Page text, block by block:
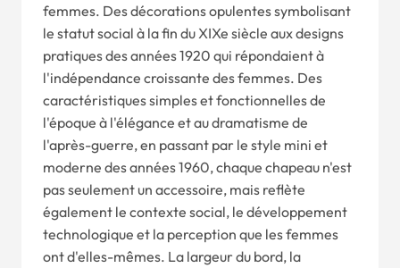
femmes. Des décorations opulentes symbolisant
le statut social à la fin du XIXe siècle aux designs
pratiques des années 1920 qui répondaient à
l'indépendance croissante des femmes. Des
caractéristiques simples et fonctionnelles de
l'époque à l'élégance et au dramatisme de
l'après-guerre, en passant par le style mini et
moderne des années 1960, chaque chapeau n'est
pas seulement un accessoire, mais reflète
également le contexte social, le développement
technologique et la perception que les femmes
ont d'elles-mêmes. La largeur du bord, la